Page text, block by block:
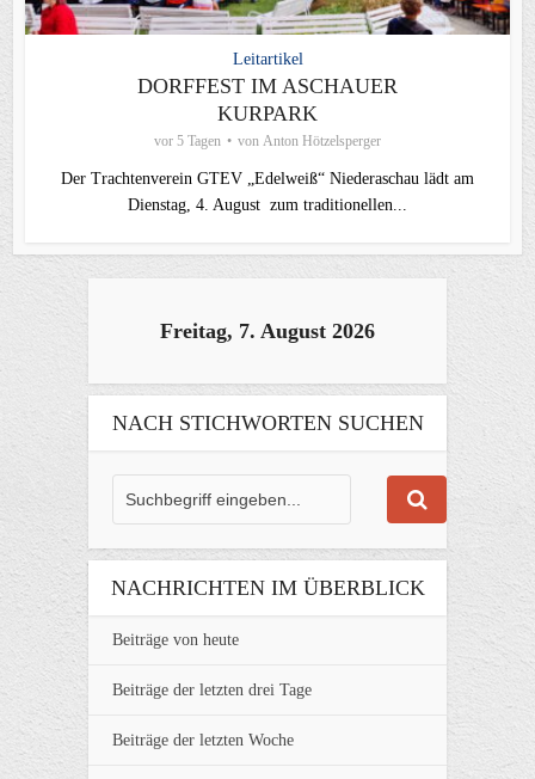
Leitartikel
DORFFEST IM ASCHAUER
KURPARK
vor 5 Tagen von Anton Hötzelsperger
Der Trachtenverein GTEV „Edelweiß“ Niederaschau lädt am
Dienstag, 4. August zum traditionellen...
Freitag, 7. August 2026
NACH STICHWORTEN SUCHEN
NACHRICHTEN IM ÜBERBLICK
Beiträge von heute
Beiträge der letzten drei Tage
Beiträge der letzten Woche